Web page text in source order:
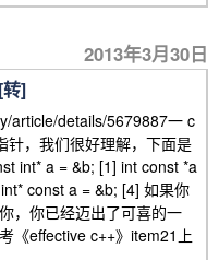
2013年3月30日
]
article/details/5679887一 c
针，我们很好理解，下面是
int* a = &b; [1] int const *a
const a = &b; [4] 如果你
，你已经迈出了可喜的一
《effective c++》item21上